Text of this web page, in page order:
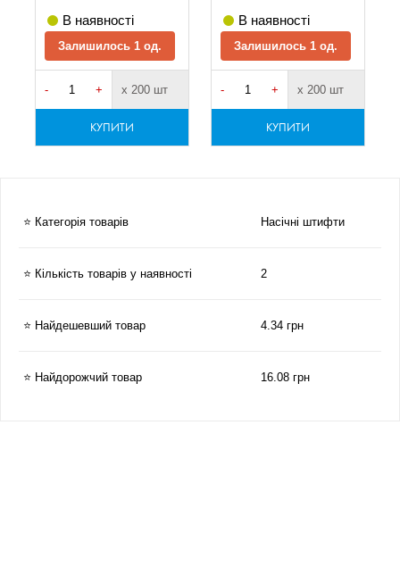
В наявності
Залишилось 1 од.
- + х 200 шт
КУПИТИ
В наявності
Залишилось 1 од.
- + х 200 шт
КУПИТИ
⭐ Категорія товарів Насічні штифти
⭐ Кількість товарів у наявності 2
⭐ Найдешевший товар 4.34 грн
⭐ Найдорожчий товар 16.08 грн